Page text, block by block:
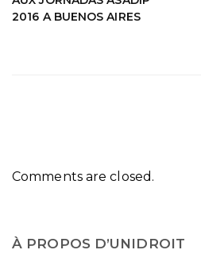
2016 A BUENOS AIRES
Comments are closed.
À PROPOS D’UNIDROIT